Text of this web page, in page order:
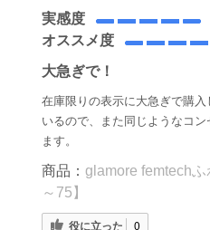
実感度
オススメ度
大急ぎで！
在庫限りの表示に大急ぎで購
いるので、また同じようなコ
ます。
商品： glamore femtech
～75】
役に立った 0